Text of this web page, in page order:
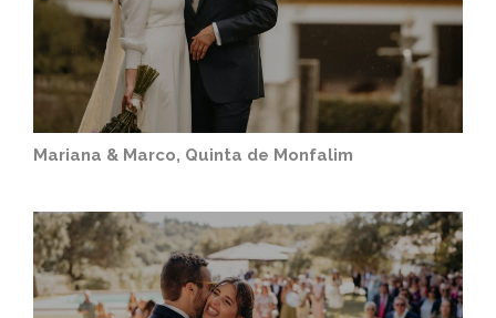
Mariana & Marco, Quinta de Monfalim